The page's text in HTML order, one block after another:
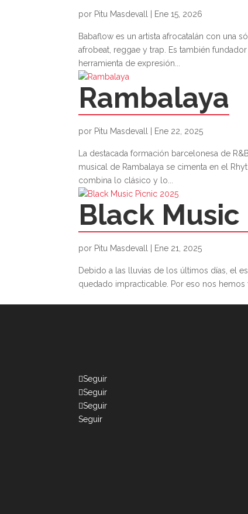
por Pitu Masdevall Ene 15, 2026
Babaflow es un artista afrocatalán con una
afrobeat, reggae y trap. Es también
herramienta de expresión...
Rambalaya
por Pitu Masdevall Ene 22, 2025
La destacada formación barcelonesa de
musical de Rambalaya se cimenta en el
combina lo clásico y lo...
Black Music
por Pitu Masdevall Ene 21, 2025
Debido a las lluvias de los últimos días, el
quedado impracticable. Por eso nos hemos
Seguir
Seguir
Seguir
Seguir